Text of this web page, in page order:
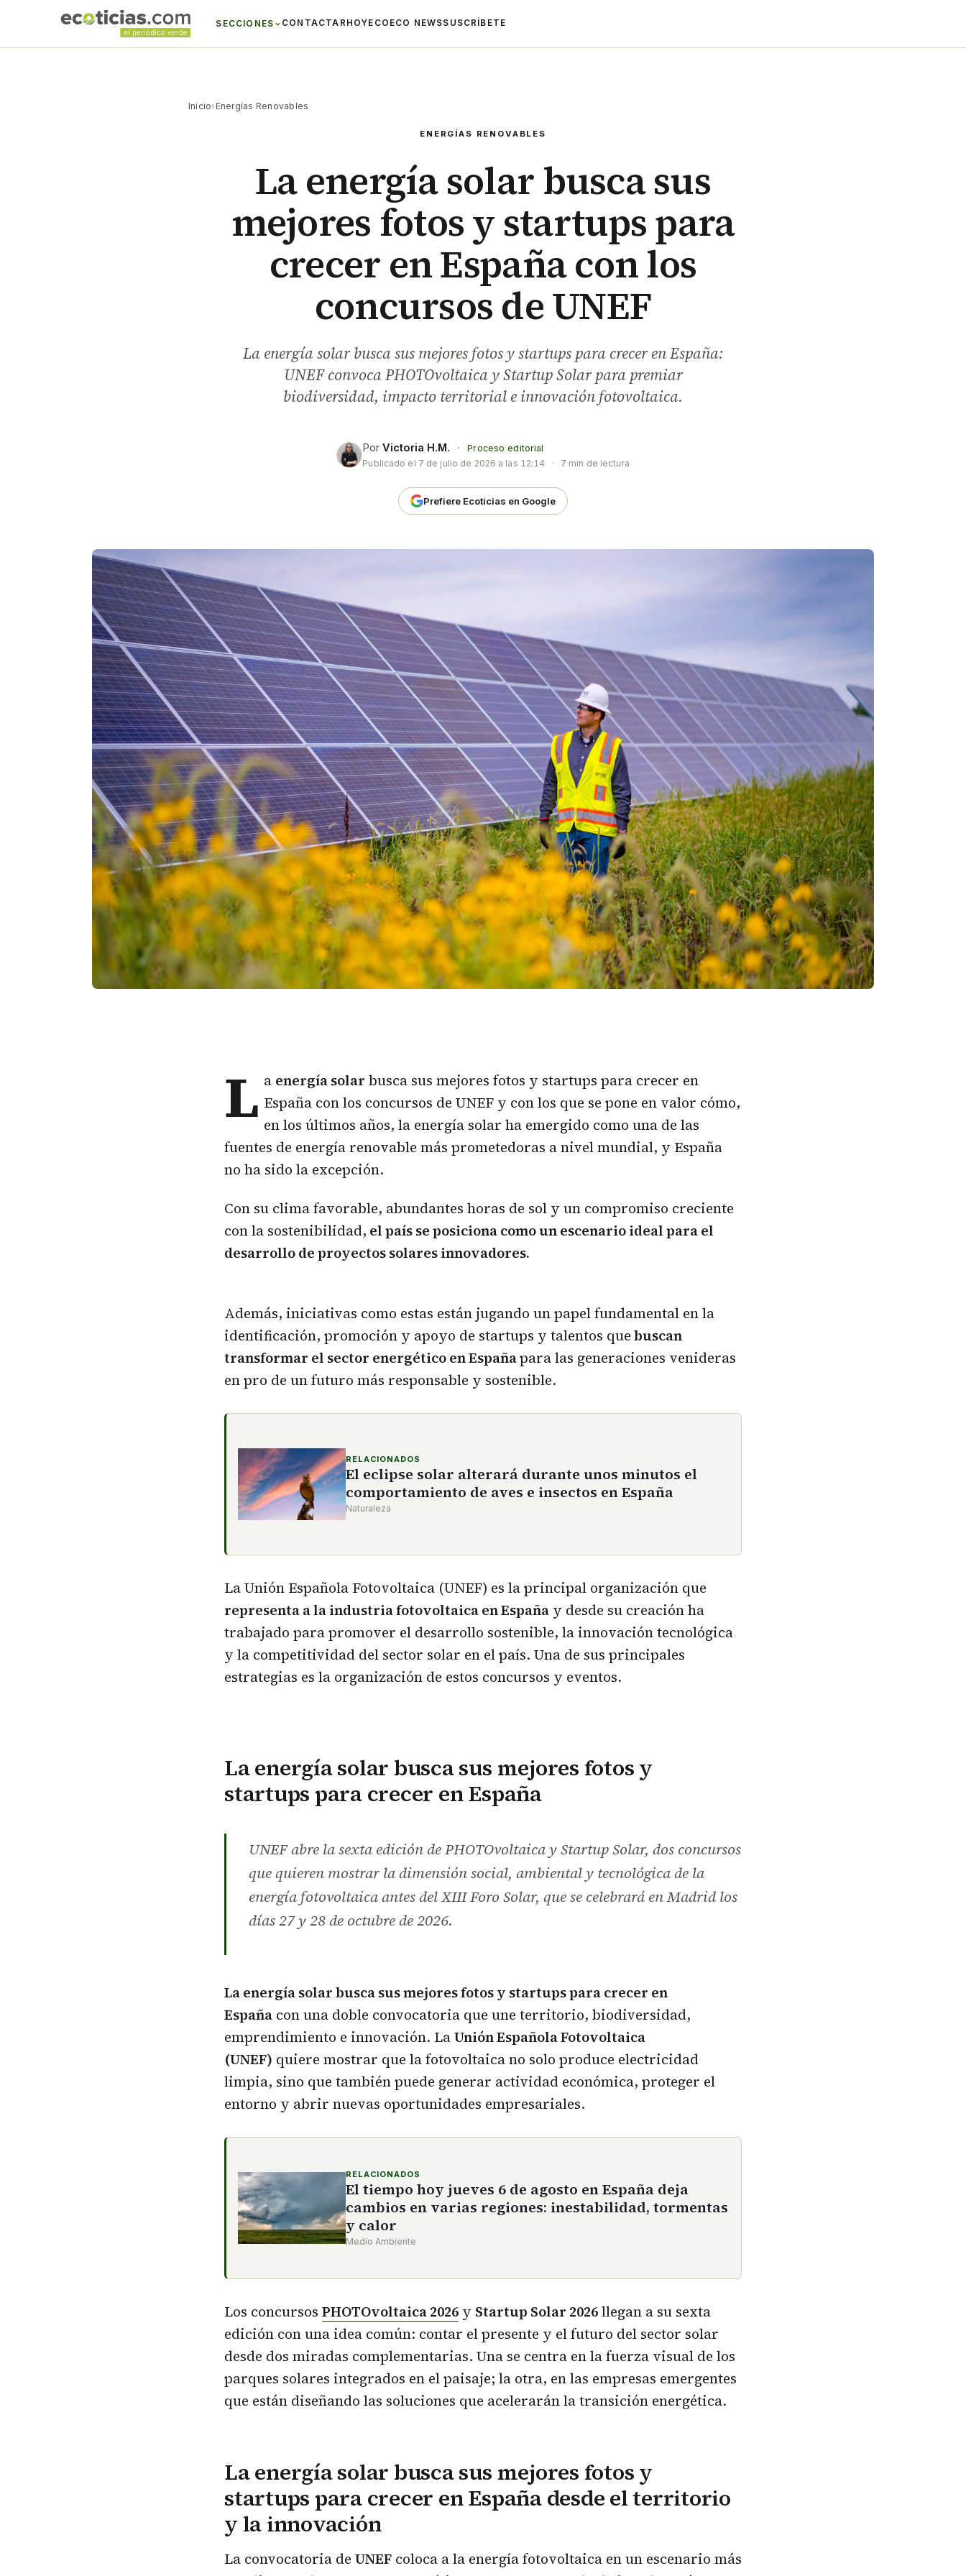
SECCIONES CONTACTAR HOYECO ECO NEWSSUSCRÍBETE
Inicio› Energías Renovables
ENERGÍAS RENOVABLES
La energía solar busca sus
mejores fotos y startups para
crecer en España con los
concursos de UNEF
La energía solar busca sus mejores fotos y startups para crecer en España:
UNEF convoca PHOTOvoltaica y Startup Solar para premiar
biodiversidad, impacto territorial e innovación fotovoltaica.
PorVictoria H.M. ·
Proceso editorial
Publicado el 7 de julio de 2026 a las 12:14 · 7 min de lectura
Prefiere Ecoticias en Google
L a energía solar busca sus mejores fotos y startups para crecer en
España con los concursos de UNEF y con los que se pone en valor cómo,
en los últimos años, la energía solar ha emergido como una de las
fuentes de energía renovable más prometedoras a nivel mundial, y España
no ha sido la excepción.
Con su clima favorable, abundantes horas de sol y un compromiso creciente
con la sostenibilidad, el país se posiciona como un escenario ideal para el
desarrollo de proyectos solares innovadores.
Además, iniciativas como estas están jugando un papel fundamental en la
identificación, promoción y apoyo de startups y talentos quebuscan
transformar el sector energético en Españapara las generaciones venideras
en pro de un futuro más responsable y sostenible.
RELACIONADOS
El eclipse solar alterará durante unos minutos el
comportamiento de aves e insectos en España
Naturaleza
La Unión Española Fotovoltaica (UNEF) es la principal organización que
representa a la industria fotovoltaica en España y desde su creación ha
trabajado para promover el desarrollo sostenible, la innovación tecnológica
y la competitividad del sector solar en el país. Una de sus principales
estrategias es la organización de estos concursos y eventos.
La energía solar busca sus mejores fotos y
startups para crecer en España
UNEF abre la sexta edición de PHOTOvoltaica y Startup Solar, dos concursos
que quieren mostrar la dimensión social, ambiental y tecnológica de la
energía fotovoltaica antes del XIII Foro Solar, que se celebrará en Madrid los
días 27 y 28 de octubre de 2026.
La energía solar busca sus mejores fotos y startups para crecer en
España con una doble convocatoria que une territorio, biodiversidad,
emprendimiento e innovación. LaUnión Española Fotovoltaica
(UNEF) quiere mostrar que la fotovoltaica no solo produce electricidad
limpia, sino que también puede generar actividad económica, proteger el
entorno y abrir nuevas oportunidades empresariales.
RELACIONADOS
El tiempo hoy jueves 6 de agosto en España deja
cambios en varias regiones: inestabilidad, tormentas
y calor
Medio Ambiente
Los concursos PHOTOvoltaica 2026 y Startup Solar 2026llegan a su sexta
edición con una idea común: contar el presente y el futuro del sector solar
desde dos miradas complementarias. Una se centra en la fuerza visual de los
parques solares integrados en el paisaje; la otra, en las empresas emergentes
que están diseñando las soluciones que acelerarán la transición energética.
La energía solar busca sus mejores fotos y
startups para crecer en España desde el territorio
y la innovación
La convocatoria de UNEF coloca a la energía fotovoltaica en un escenario más